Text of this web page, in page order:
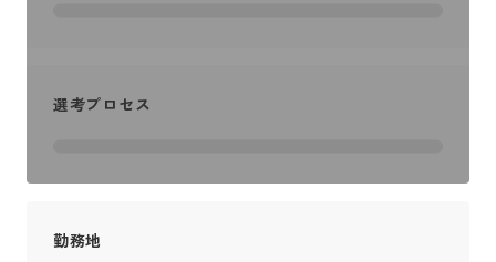
選考プロセス
勤務地